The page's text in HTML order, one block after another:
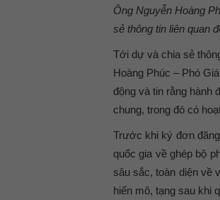
Ông Nguyễn Hoàng
sẻ thông tin liên quan
Tới dự và chia sẻ
Hoàng Phúc – Phó
động và tin rằng hành
chung, trong đó có
Trước khi ký đơn
quốc gia về ghép bộ
sâu sắc, toàn diện về
hiến mô, tạng sau khi